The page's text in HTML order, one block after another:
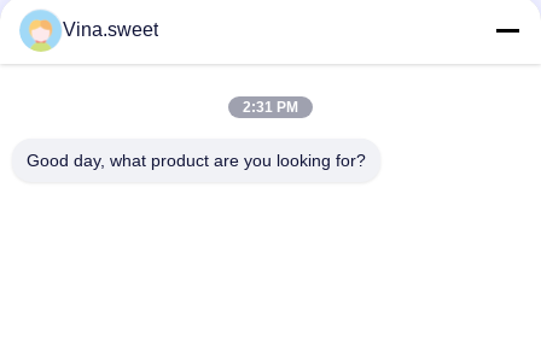
Rehausseur d'embrayage de 70mm 1-31800364-0 642-09008
642-09003 utilisation de marque SORL pour camion japonais
ISUZU FVR 6HK1 pièces de camion Isuzu
Turbocompresseur 8-97604975-9 GT4082KLNV Utilisation
pour le camion japonais ISUZU FRR 6HK1-TC Isuzu Truck
Vina.sweet
2:31 PM
Good day, what product are you looking for?